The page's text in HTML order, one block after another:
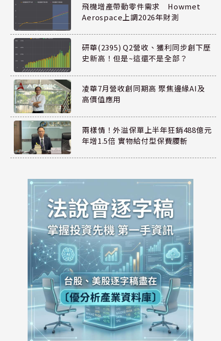
飛機增產帶動零件需求 Howmet
Aerospace上調2026年財測
研華(2395) Q2營收、獲利同步創下歷
史新高！但是~這還不是全部？
凌華7月營收創同期高 聚焦邊緣AI及
高價值應用
兩樣情！外溢保單上半年狂銷488億元
年增1.5倍 實物給付型保費腰斬